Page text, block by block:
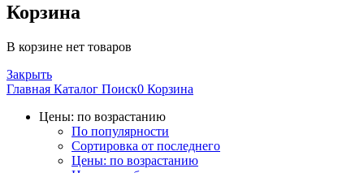
Корзина
В корзине нет товаров
Закрыть
Главная Каталог Поиск0 Корзина
Цены: по возрастанию
По популярности
Сортировка от последнего
Цены: по возрастанию